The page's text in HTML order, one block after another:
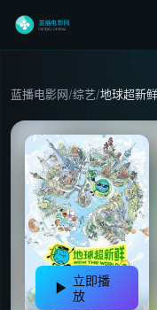
蓝播电影网/综艺/地球超新
立即播
放